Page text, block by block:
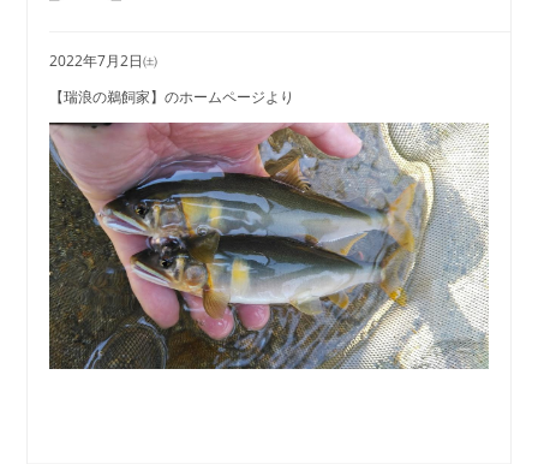
2022年7月2日㈯
【瑞浪の鵜飼家】のホームページより